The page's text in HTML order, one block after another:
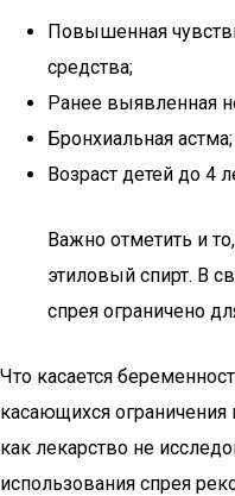
Повышенная
средства;
Ранее выявленная
Бронхиальная астма;
Возраст детей до 4
Важно отметить и
этиловый спирт. В
спрея ограничено
Что касается
касающихся ограничения
как лекарство не
использования спрея